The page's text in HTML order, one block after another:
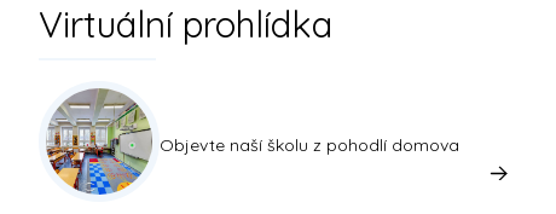
Virtuální prohlídka
Objevte naší školu z pohodlí domova